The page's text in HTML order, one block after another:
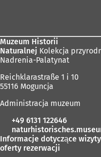
Muzeum Historii
Naturalnej Kolekcja
Nadrenia-Palatynat
Reichklarastraße 1 i 10
55116 Moguncja
Administracja muzeum
+49 6131 122646
Informacje dotyczące
oferty rezerwacji